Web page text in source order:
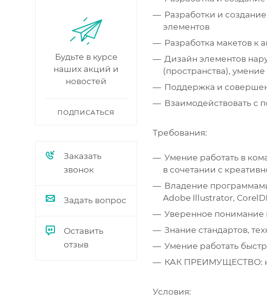
Разработки и
элементов
Разработка макетов к
Дизайн элементов
(пространства),
Поддержка и
Взаимодействовать с
Требования:​​​​​​​
Умение работать в
в сочетании с
Владение
Adobe Illustrator,
Уверенное понимание
Знание стандартов,
Умение работать
КАК ПРЕИМУЩЕСТВО:
Условия:​​​​​​​
Будьте в курсе
наших акций и
новостей
ПОДПИСАТЬСЯ
Заказать
звонок
Задать вопрос
Оставить
отзыв